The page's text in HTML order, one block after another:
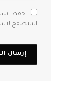
احفظ
المتصفح